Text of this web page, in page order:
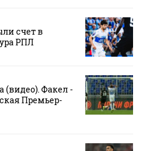
счет в
РПЛ
(видео). Факел -
Премьер-